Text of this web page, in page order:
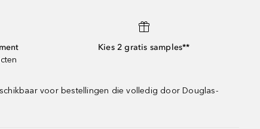
Kies 2 gratis samples**
voor bestellingen die volledig door Douglas-